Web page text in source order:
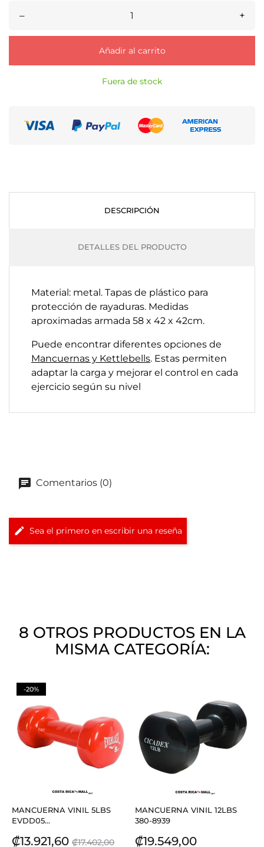
– +
Añadir al carrito
Fuera de stock
DESCRIPCIÓN
DETALLES DEL PRODUCTO
Material: metal. Tapas de plástico para
protección de rayaduras. Medidas
aproximadas armada 58 x 42 x 42cm.
Puede encontrar diferentes opciones de
Mancuernas y Kettlebells. Estas permiten
adaptar la carga y mejorar el control en cada
ejercicio según su nivel
Comentarios (0)
Sea el primero en escribir una reseña
8 OTROS PRODUCTOS EN LA
MISMA CATEGORÍA:
MANCUERNA VINIL 5LBS
EVDD05...
Precio
₡13.921,60 Precio
₡17.402,00
-20%
MANCUERNA VINIL 12LBS
380-8939
Precio
₡19.549,00